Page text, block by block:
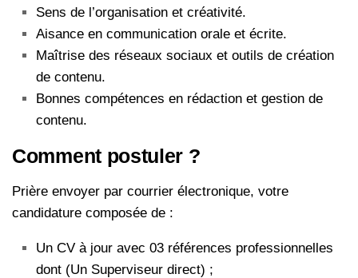
Sens de l’organisation et créativité.
Aisance en communication orale et écrite.
Maîtrise des réseaux sociaux et outils de création
de contenu.
Bonnes compétences en rédaction et gestion de
contenu.
Comment postuler ?
Prière envoyer par courrier électronique, votre
candidature composée de :
Un CV à jour avec 03 références professionnelles
dont (Un Superviseur direct) ;